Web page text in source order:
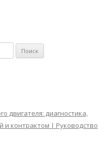
двигателя: диагностика,
и контрактом | Руководство